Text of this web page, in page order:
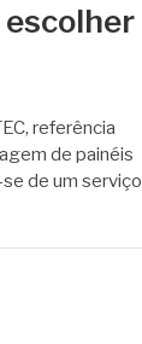
referência
de painéis
de um serviço